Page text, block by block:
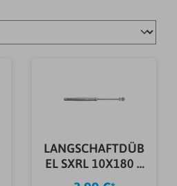
LANGSCHAFTDÜB
EL SXRL 10X180 T
E